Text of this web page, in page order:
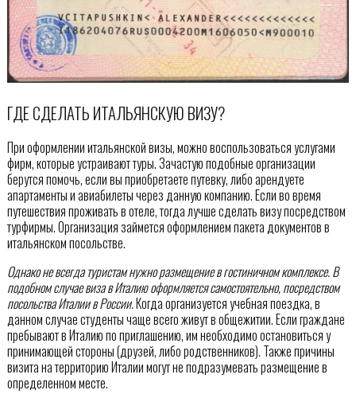
ГДЕ СДЕЛАТЬ ИТАЛЬЯНСКУЮ ВИЗУ?
При оформлении итальянской визы, можно воспользоваться услугами
фирм, которые устраивают туры. Зачастую подобные организации
берутся помочь, если вы приобретаете путевку, либо арендуете
апартаменты и авиабилеты через данную компанию. Если во время
путешествия проживать в отеле, тогда лучше сделать визу посредством
турфирмы. Организация займется оформлением пакета документов в
итальянском посольстве.
Однако не всегда туристам нужно размещение в гостиничном комплексе. В
подобном случае виза в Италию оформляется самостоятельно, посредством
посольства Италии в России.Когда организуется учебная поездка, в
данном случае студенты чаще всего живут в общежитии. Если граждане
пребывают в Италию по приглашению, им необходимо остановиться у
принимающей стороны (друзей, либо родственников). Также причины
визита на территорию Италии могут не подразумевать размещение в
определенном месте.